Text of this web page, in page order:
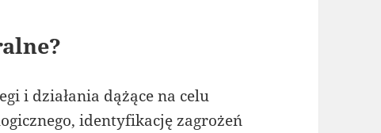
i działania dążące na celu
identyfikację zagrożeń